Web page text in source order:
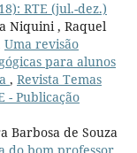
RTE (jul.-dez.)
Niquini , Raquel
Uma revisão
para alunos
, Revista Temas
- Publicação
Barbosa de Souza